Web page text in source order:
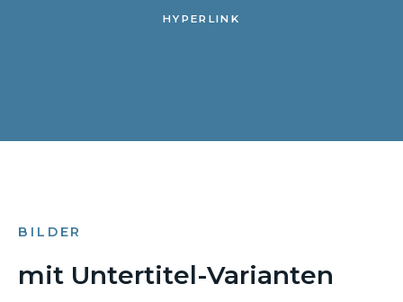
HYPERLINK
BILDER
mit Untertitel-Varianten